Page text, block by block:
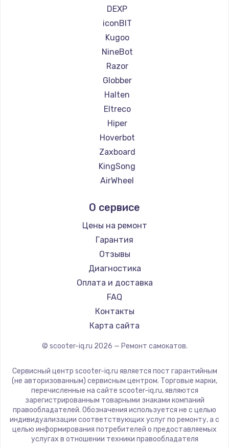
Ремонт самокатов Bork
Ремонт самокатов Segway
Ремонт самокатов KIRIN
DEXP
iconBIT
Kugoo
NineBot
Razor
Globber
Halten
Eltreco
Hiper
Hoverbot
Zaxboard
KingSong
AirWheel
Hunter
Shorner
Joyor
Minimotors
Bork
Segway
KIRIN
О сервисе
Цены на ремонт
Гарантия
Отзывы
Диагностика
Оплата и доставка
FAQ
Контакты
Карта сайта
© scooter-iq.ru 2026 — Ремонт самокатов.
Сервисный центр scooter-iq.ru является пост гарантийным
(не авторизованным) сервисным центром. Торговые марки,
перечисленные на сайте scooter-iq.ru, являются
зарегистрированным товарными знаками компаний
правообладателей. Обозначения используется не с целью
индивидуализации соответствующих услуг по ремонту, а с
целью информирования потребителей о предоставляемых
услугах в отношении техники правообладателя